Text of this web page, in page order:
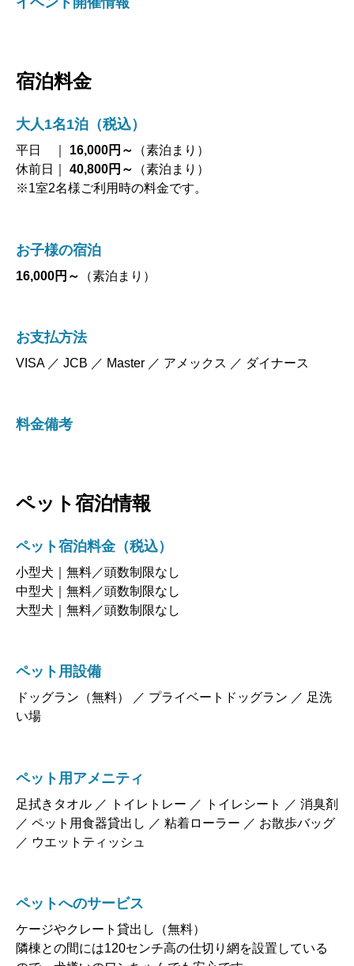
宿泊料金
大人1名1泊（税込）
平日 ｜ 16,000円～
（素泊まり）
休前日｜
40,800円～
（素泊まり）
※1室2名様ご利用時の料金です。
お子様の宿泊
16,000円～ （素泊まり）
お支払方法
VISA ／ JCB ／ Master ／ アメックス ／ ダイナース
料金備考
ペット宿泊情報
ペット宿泊料金（税込）
小型犬｜無料／頭数制限なし
中型犬｜無料／頭数制限なし
大型犬｜無料／頭数制限なし
ペット用設備
ドッグラン（無料） ／ プライベートドッグラン ／ 足洗
い場
ペット用アメニティ
足拭きタオル ／ トイレトレー ／ トイレシート ／ 消臭剤
／ ペット用食器貸出し ／ 粘着ローラー ／ お散歩バッグ
／ ウエットティッシュ
ペットへのサービス
ケージやクレート貸出し（無料）
隣棟との間には120センチ高の仕切り網を設置している